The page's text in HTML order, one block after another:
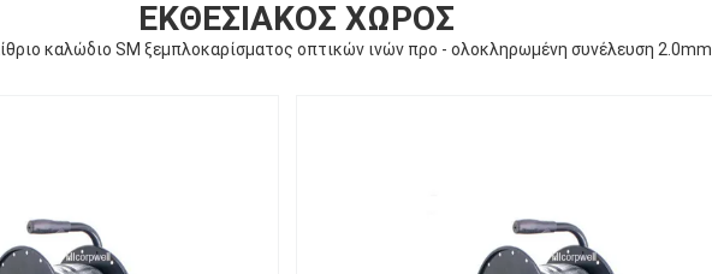
ΕΚΘΕΣΙΑΚΌΣ ΧΏΡΟΣ
καλώδιο SM ξεμπλοκαρίσματος οπτικών ινών προ - ολοκληρωμένη συνέλευση 2.0mm